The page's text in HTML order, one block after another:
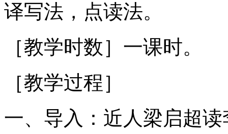
译写法，点读法。
［教学时数］一课时。
［教学过程］
一、导入：近人梁启超